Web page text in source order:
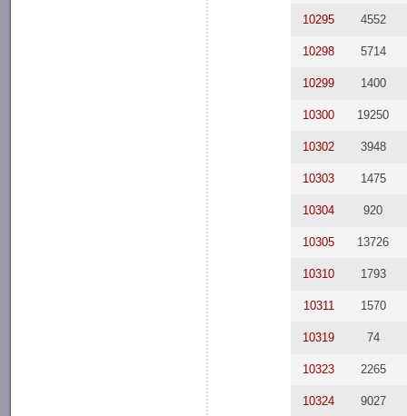
10295 4552
10298 5714
10299 1400
10300 19250
10302 3948
10303 1475
10304 920
10305 13726
10310 1793
10311 1570
10319 74
10323 2265
10324 9027